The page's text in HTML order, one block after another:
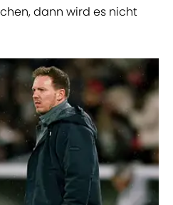
dann wird es nicht